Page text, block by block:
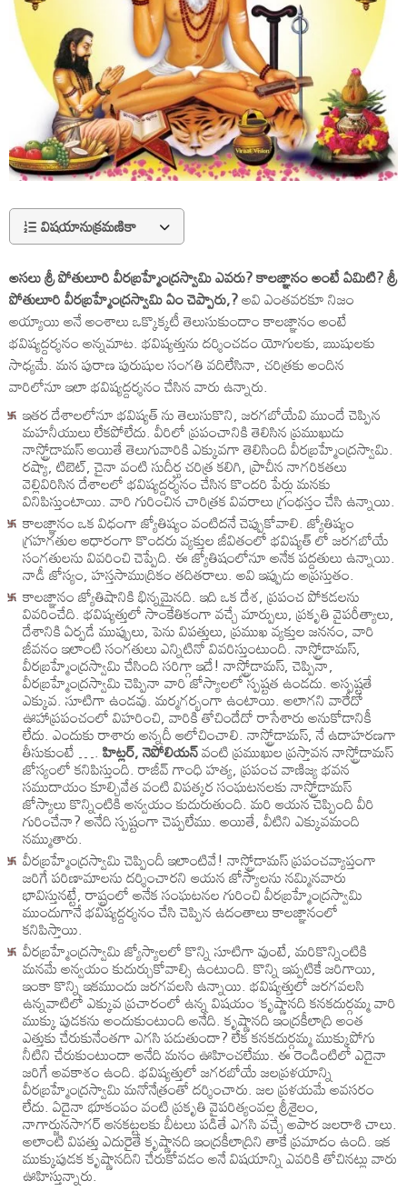
విషయానుక్రమణికా
అసలు శ్రీ పోతులూరి వీరబ్రహ్మేంద్రస్వామి ఎవరు? కాలజ్ఞానం అంటే ఏమిటి? శ్రీ
పోతులూరి వీరబ్రహ్మేంద్రస్వామి ఏం చెప్పారు,?అవి ఎంతవరకూ నిజం
అయ్యాయి అనే అంశాలు ఒక్కొక్కటీ తెలుసుకుందాం కాలజ్ఞానం అంటే
భవిష్యద్దర్శనం అన్నమాట. భవిష్యత్తును దర్శించడం యోగులకు, ఋషులకు
సాధ్యమే. మన పురాణ పురుషుల సంగతి వదిలేసినా, చరిత్రకు అందిన
వారిలోనూ ఇలా భవిష్యద్దర్శనం చేసిన వారు ఉన్నారు.
ఇతర దేశాలలోనూ భవిష్యత్ ను తెలుసుకొని, జరగబోయేవి ముందే చెప్పిన
మహనీయులు లేకపోలేదు. వీరిలో ప్రపంచానికి తెలిసిన ప్రముఖుడు
నాస్ట్రోడామస్ అయితే తెలుగువారికి ఎక్కువగా తెలిసింది వీరబ్రహ్మేంద్రస్వామి.
రష్యా, టిబెట్, చైనా వంటి సుదీర్ఘ చరిత్ర కలిగి, ప్రాచీన నాగరికతలు
వెల్లివిరిసిన దేశాలలో భవిష్యద్దర్శనం చేసిన కొందరి పేర్లు మనకు
వినిపిస్తుంటాయి. వారి గురించిన చారిత్రక వివరాలు గ్రంథస్తం చేసి ఉన్నాయి.
కాలజ్ఞానం ఒక విధంగా జ్యోతిష్యం వంటిదనే చెప్పుకోవాలి. జ్యోతిష్యం
గ్రహగతుల ఆధారంగా కొందరు వ్యక్తుల జీవితంలో భవిష్యత్ లో జరగబోయే
సంగతులను వివరించి చెప్పేది. ఈ జ్యోతిషంలోనూ అనేక పద్దతులు ఉన్నాయి.
నాడీ జోస్యం, హస్తసాముద్రికం తదితరాలు. అవి ఇప్పుడు అప్రస్తుతం.
కాలజ్ఞానం జ్యోతిషానికి భిన్నమైనది. ఇది ఒక దేశ, ప్రపంచ పోకడలను
వివరించేది. భవిష్యత్తులో సాంకేతికంగా వచ్చే మార్పులు, ప్రకృతి వైపరీత్యాలు,
దేశానికి ఏర్పడే ముప్పులు, పెను విపత్తులు, ప్రముఖ వ్యక్తుల జననం, వారి
జీవనం ఇలాంటి సంగతులు ఎన్నిటినో వివరిస్తుంటుంది. నాస్ట్రోడామస్,
వీరబ్రహ్మేంద్రస్వామి చేసింది సరిగ్గా ఇదే! నాస్ట్రోడామస్, చెప్పినా,
వీరబ్రహ్మేంద్రస్వామి చెప్పినా వారి జోస్యాలలో స్పష్టత ఉండదు. అస్పష్టతే
ఎక్కువ. సూటిగా ఉండవు. మర్మగర్భంగా ఉంటాయి. అలాగని వారేదో
ఊహాప్రపంచంలో విహరించి, వారికి తోచిందేదో రాసేశారు అనుకోడానికీ
లేదు. ఎందుకు రాశారు అన్నదీ ఆలోచించాలి. నాస్ట్రోడామస్, నే ఉదాహరణగా
తీసుకుంటే ….హిట్లర్, నెపోలియన్వంటి ప్రముఖుల ప్రస్తావన నాస్ట్రోడామస్
జోస్యంలో కనిపిస్తుంది. రాజీవ్ గాంధి హత్య, ప్రపంచ వాణిజ్య భవన
సముదాయం కూల్చివేత వంటి విపత్కర సంఘటనలకు నాస్ట్రోడామస్
జోస్యాలు కొన్నింటికి అన్వయం కుదురుతుంది. మరి ఆయన చెప్పింది వీరి
గురించేనా? అనేది స్పష్టంగా చెప్పలేము. అయితే, వీటిని ఎక్కువమంది
నమ్ముతారు.
వీరబ్రహ్మేంద్రస్వామి చెప్పిందీ ఇలాంటివే! నాస్ట్రోడామస్ ప్రపంచవ్యాప్తంగా
జరిగే పరిణామాలను దర్శించారని ఆయన జోస్యాలను నమ్మినవారు
భావిస్తునట్టే, రాష్ట్రంలో అనేక సంఘటనల గురించి వీరబ్రహ్మేంద్రస్వామి
ముందుగానే భవిష్యద్దర్శనం చేసి చెప్పిన ఉదంతాలు కాలజ్ఞానంలో
కనిపిస్తాయి.
వీరబ్రహ్మేంద్రస్వామి జ్యోస్యాలలో కొన్ని సూటిగా వుంటే, మరికొన్నింటికి
మనమే అన్వయం కుదుర్చుకోవాల్సి ఉంటుంది. కొన్ని ఇప్పటికే జరిగాయి,
ఇంకా కొన్ని ఇకముందు జరగవలసి ఉన్నాయి. భవిష్యత్తులో జరగవలసి
ఉన్నవాటిలో ఎక్కువ ప్రచారంలో ఉన్న విషయం ‘కృష్ణానది కనకదుర్గమ్మ వారి
ముక్కు పుడకను అందుకుంటుంది అనేది. కృష్ణానది ఇంద్రకీలాద్రి అంత
ఎత్తుకు చేరుకునేంతగా ఎగసి పడుతుందా? లేక కనకదుర్గమ్మ ముక్కుపోగు
నీటిని చేరుకుంటుందా అనేది మనం ఊహించలేము. ఈ రెండింటిలో ఎదైనా
జరిగే అవకాశం ఉంది. భవిష్యత్తులో జగరబోయే జలప్రళయాన్ని
వీరబ్రహ్మేంద్రస్వామి మనోనేత్రంతో దర్శించారు. జల ప్రళయమే అవసరం
లేదు. ఏదైనా భూకంపం వంటి ప్రకృతి వైపరిత్యంవల్ల శ్రీశైలం,
నాగార్జునసాగర్ ఆనకట్టలకు బీటలు పడితే ఎగసి వచ్చే అపార జలరాశి చాలు.
అలాంటి విపత్తు ఎదురైతే కృష్ణానది ఇంద్రకీలాద్రిని తాకే ప్రమాదం ఉంది. ఇక
ముక్కుపుడక కృష్ణానదిని చేరుకోవడం అనే విషయాన్ని ఎవరికి తోచినట్లు వారు
ఊహిస్తున్నారు.